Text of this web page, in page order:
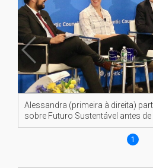
Alessandra (primeira à direita)
sobre Futuro Sustentável antes
1